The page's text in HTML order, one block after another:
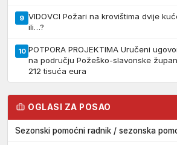
9 VIDOVCI Požari na krovištima dvije
ili…?
10 POTPORA PROJEKTIMA Uručeni
na području Požeško-slavonske
212 tisuća eura
OGLASI ZA POSAO
Sezonski pomoćni radnik / sezonska